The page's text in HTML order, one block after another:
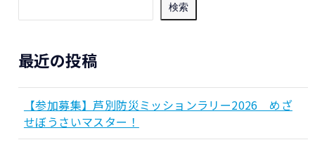
検索
最近の投稿
【参加募集】芦別防災ミッションラリー2026 めざ
せぼうさいマスター！